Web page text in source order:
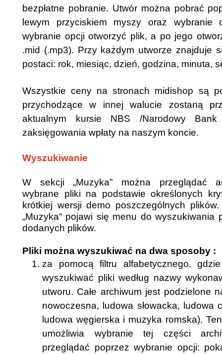
bezpłatne pobranie. Utwór można pobrać
lewym przyciskiem myszy oraz wybranie
wybranie opcji otworzyć plik, a po jego
.mid (.mp3). Przy każdym utworze znajduje
postaci: rok, miesiąc, dzień, godzina, minuta,
Wszystkie ceny na stronach midishop są
przychodzące w innej walucie zostaną
aktualnym kursie NBS /Narodowy
zaksięgowania wpłaty na naszym koncie.
Wyszukiwanie
W sekcji „Muzyka” można przeglądać
wybrane pliki na podstawie określonych
krótkiej wersji demo poszczególnych
„Muzyka“ pojawi się menu do wyszukiwania
dodanych plików.
Pliki można wyszukiwać na dwa sposoby :
za pomocą filtru alfabetycznego,
wyszukiwać pliki według nazwy
utworu. Całe archiwum jest podzielone
nowoczesna, ludowa słowacka, ludowa
ludowa węgierska i muzyka romska).
umożliwia wybranie tej części
przeglądać poprzez wybranie opcji: